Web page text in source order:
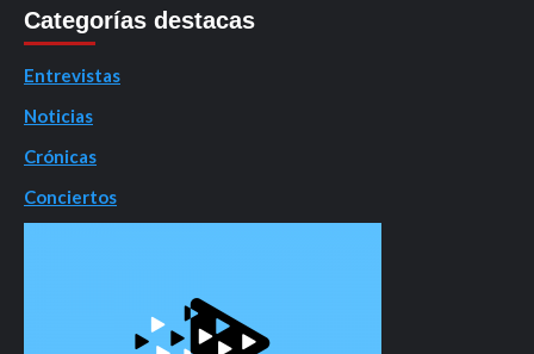
Categorías destacas
Entrevistas
Noticias
Crónicas
Conciertos